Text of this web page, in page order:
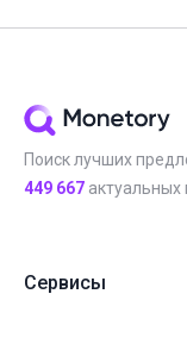
Поиск лучших
449 667
Сервисы